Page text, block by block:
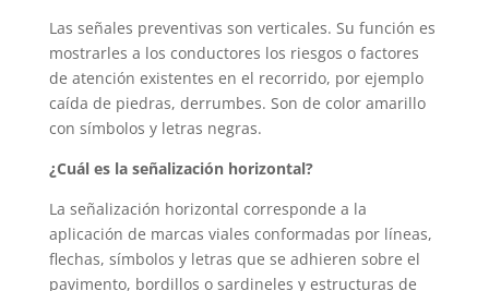
Las señales preventivas son verticales. Su función es
mostrarles a los conductores los riesgos o factores
de atención existentes en el recorrido, por ejemplo
caída de piedras, derrumbes. Son de color amarillo
con símbolos y letras negras.
¿Cuál es la señalización horizontal?
La señalización horizontal corresponde a la
aplicación de marcas viales conformadas por líneas,
flechas, símbolos y letras que se adhieren sobre el
pavimento, bordillos o sardineles y estructuras de